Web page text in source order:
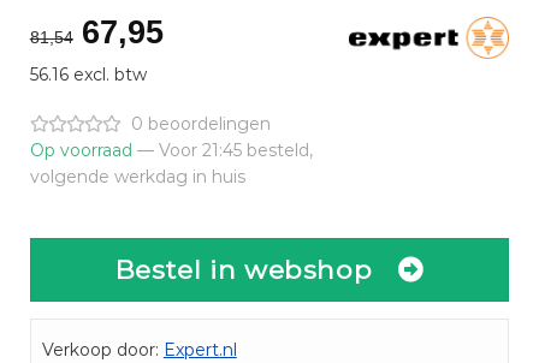
81,54 Oorspronkelijke
prijs
was:
€81,54.
67,95Huidige
€67,95.
56.16 excl. btw
0 beoordelingen
Op voorraad — Voor 21:45 besteld,
volgende werkdag in huis
Bestel in webshop
Verkoop door: Expert.nl